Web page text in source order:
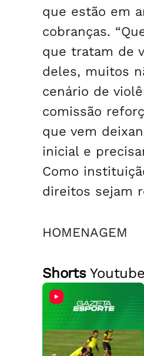
que estão em
cobranças.
que tratam de
deles, muitos
cenário de
comissão
que vem
inicial e
Como
direitos sejam
HOMENAGEM
ShortsYoutube